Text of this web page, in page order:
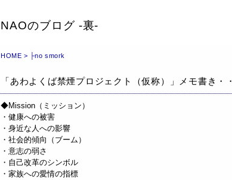
NAOのブログ -裏-
HOME > ├no smork
「あわよくば禁煙プロジェクト（仮称）」メモ書き・・
◆Mission（ミッション）
・健康への被害
・身近な人への影響
・社会的傾向（ブーム）
・意志の弱さ
・自己改革のシンボル
・家族への愛情の指標